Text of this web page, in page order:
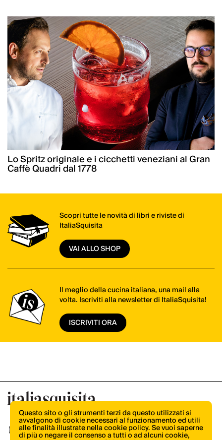
Lo Spritz originale e i cicchetti veneziani al Gran
Caffè Quadri dal 1778
Scopri tutte le novità di libri e riviste di
ItaliaSquisita
VAI ALLO SHOP
Il meglio della cucina italiana, una mail alla
volta. Iscriviti alla newsletter di ItaliaSquisita!
ISCRIVITI ORA
Questo sito o gli strumenti terzi da questo utilizzati si
avvalgono di cookie necessari al funzionamento ed utili
alle finalità illustrate nella cookie policy. Se vuoi saperne
di più o negare il consenso a tutti o ad alcuni cookie,